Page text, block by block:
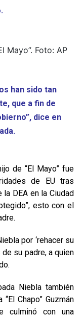
Mayo”. Foto: AP
han sido tan
que a fin de
dice en
de “El Mayo” fue
de EU tras
DEA en la Ciudad
esto con el
por ‘rehacer su
su padre, a quien
Niebla también
Chapo” Guzmán
culminó con una